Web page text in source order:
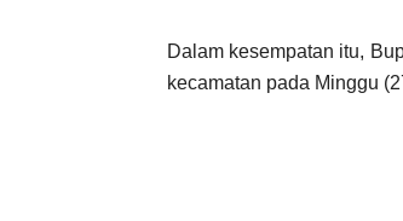
Dalam kesempatan itu,
kecamatan pada Minggu